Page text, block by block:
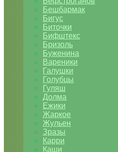
Бешбармак
Бигус
Биточки
Бифштекс
Бризоль
Буженина
Вареники
Галушки
Голубцы
Гуляш
Долма
Ежики
Жаркое
Жульен
Зразы
Карри
Каши